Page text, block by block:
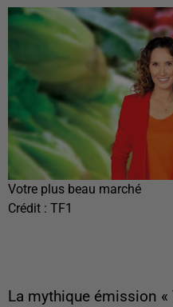
Votre plus beau marché
Crédit : TF1
La mythique émission